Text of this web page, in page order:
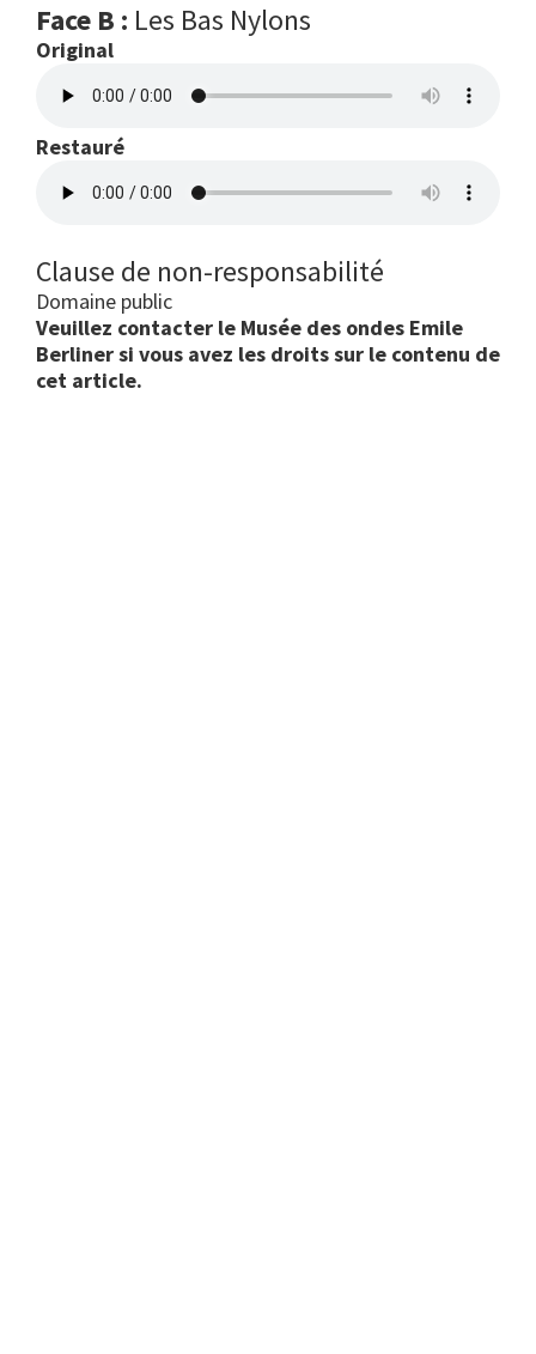
Face B : Les Bas Nylons
Original
Restauré
Clause de non-responsabilité
Domaine public
Veuillez contacter le Musée des ondes Emile
Berliner si vous avez les droits sur le contenu de
cet article.